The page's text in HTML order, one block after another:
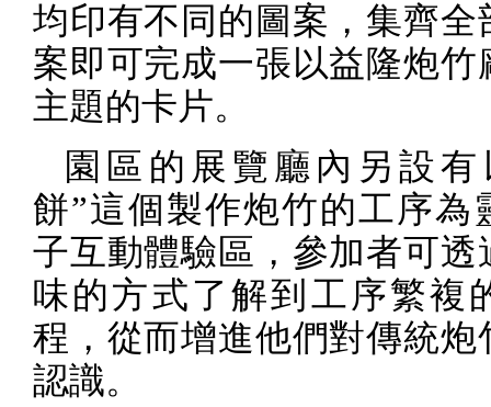
均印有不同的圖案，集齊全
案即可完成一張以益隆炮竹
主題的卡片。
園區的展覽廳內另設有
餅”這個製作炮竹的工序為
子互動體驗區，參加者可透
味的方式了解到工序繁複
程，從而增進他們對傳統炮
認識。